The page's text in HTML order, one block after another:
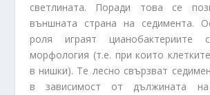
светлината. Поради това се
външната страна на седимента.
роля играят цианобактериите
морфология (т.е. при които
в нишки). Те лесно свързват
в зависимост от дължината